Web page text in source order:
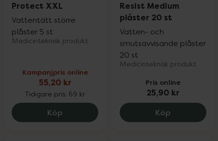
Protect XXL
Vattentätt större
plåster 5 st
Medicinteknisk produkt
Kampanjpris online
55,20 kr
Tidigare pris: 69 kr
Köp Hansaplast Aqua Protect XXL, 55.2 kr.
Resist Medium
plåster 20 st
Vatten- och
smutsavvisande plåster
20 st
Medicinteknisk produkt
Pris online
25,90 kr
Köp